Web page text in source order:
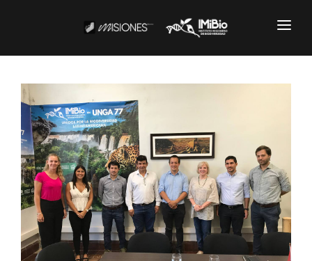
CARTOGRAFÍA
DOCUMENTOS INSTITUCIONALES
EL IMIBIO
NOTICIAS
Productos y Servicios